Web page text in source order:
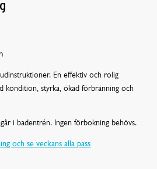
En effektiv och rolig
kondition, styrka, ökad förbränning och
i badentrén. Ingen förbokning behövs.
och se veckans alla pass